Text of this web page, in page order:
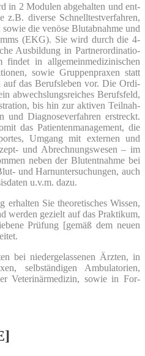
in 2 Modu­len abge­hal­ten und ent­
z.B. diver­se Schnell­test­ver­fah­ren,
die venö­se Blut­ab­nah­me und
(EKG). Sie wird durch die 4-
Aus­bil­dung in Part­ner­or­di­na­tio­
fin­det in all­ge­mein­me­di­zi­ni­schen
sowie Grup­pen­pra­xen statt
auf das Berufs­le­ben vor. Die Ordi­
abwechs­lungs­rei­ches Berufs­feld,
bis hin zur akti­ven Teil­nah­
und Dia­gno­se­ver­fah­ren erstreckt.
das Pati­en­ten­ma­nage­ment, die
Umgang mit exter­nen und
und Abrech­nungs­we­sen – im
neben der Blut­ent­nah­me bei
und Harn­un­ter­su­chun­gen, auch
u.v.m. dazu.
erhal­ten Sie theo­re­ti­sches Wis­sen,
wer­den gezielt auf das Prak­ti­kum,
Prü­fung [gemäß dem neu­en
bei nie­der­ge­las­se­nen Ärz­ten, in
selb­stän­di­gen Ambu­la­to­ri­en,
Vete­ri­när­me­di­zin, sowie in For­